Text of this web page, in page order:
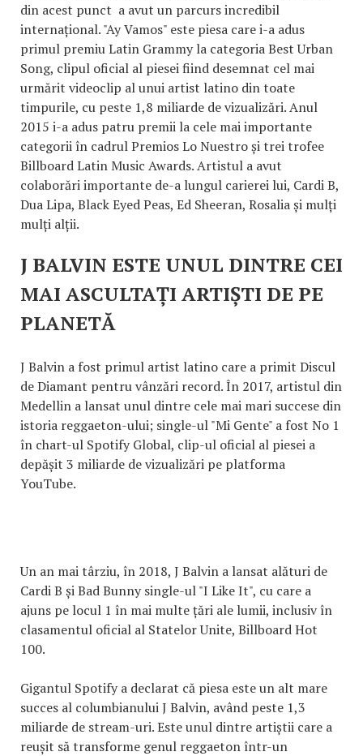
din acest punct a avut un parcurs incredibil
internațional. "Ay Vamos" este piesa care i-a adus
primul premiu Latin Grammy la categoria Best Urban
Song, clipul oficial al piesei fiind desemnat cel mai
urmărit videoclip al unui artist latino din toate
timpurile, cu peste 1,8 miliarde de vizualizări. Anul
2015 i-a adus patru premii la cele mai importante
categorii în cadrul Premios Lo Nuestro și trei trofee
Billboard Latin Music Awards. Artistul a avut
colaborări importante de-a lungul carierei lui, Cardi B,
Dua Lipa, Black Eyed Peas, Ed Sheeran, Rosalia și mulți
mulți alții.
J BALVIN ESTE UNUL DINTRE CEI
MAI ASCULTAȚI ARTIȘTI DE PE
PLANETĂ
J Balvin a fost primul artist latino care a primit Discul
de Diamant pentru vânzări record. În 2017, artistul din
Medellin a lansat unul dintre cele mai mari succese din
istoria reggaeton-ului; single-ul "Mi Gente" a fost No 1
în chart-ul Spotify Global, clip-ul oficial al piesei a
depășit 3 miliarde de vizualizări pe platforma
YouTube.
Un an mai târziu, în 2018, J Balvin a lansat alături de
Cardi B și Bad Bunny single-ul "I Like It", cu care a
ajuns pe locul 1 în mai multe țări ale lumii, inclusiv în
clasamentul oficial al Statelor Unite, Billboard Hot
100.
Gigantul Spotify a declarat că piesa este un alt mare
succes al columbianului J Balvin, având peste 1,3
miliarde de stream-uri. Este unul dintre artiștii care a
reușit să transforme genul reggaeton într-un